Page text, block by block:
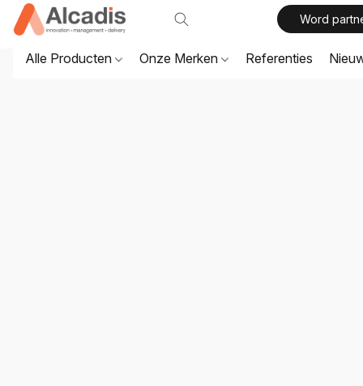
Word
Alle Producten Onze Merken Referenties